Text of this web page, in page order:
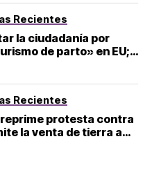
Recientes
la ciudadanía por
de parto» en EU;
Recientes
reprime protesta contra
la venta de tierra a